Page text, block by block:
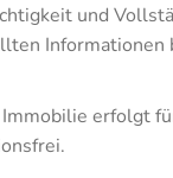
und
Informationen
erfolgt